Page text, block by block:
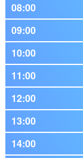
08:00
09:00
10:00
11:00
12:00
13:00
14:00